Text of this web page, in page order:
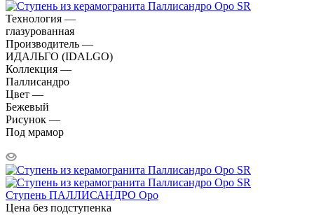
Технология —
глазурованная
Производитель —
ИДАЛЬГО (IDALGO)
Коллекция —
Паллисандро
Цвет —
Бежевый
Рисунок —
Под мрамор
Ступень ПАЛЛИСАНДРО Оро
Цена без подступенка